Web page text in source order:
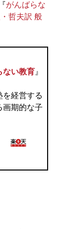
がんばらな
哲夫訳 般
ない教育 』
を経営する
画期的な子